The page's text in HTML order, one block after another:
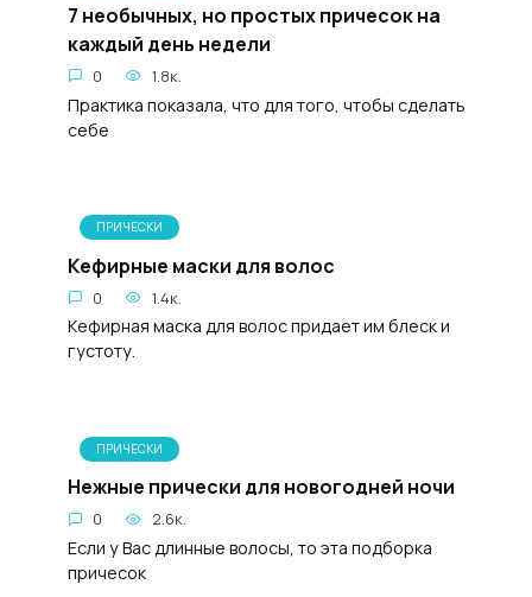
7 необычных, но простых причесок на
каждый день недели
0 1.8к.
Практика показала, что для того, чтобы сделать
себе
ПРИЧЕСКИ
Кефирные маски для волос
0 1.4к.
Кефирная маска для волос придает им блеск и
густоту.
ПРИЧЕСКИ
Нежные прически для новогодней ночи
0 2.6к.
Если у Вас длинные волосы, то эта подборка
причесок